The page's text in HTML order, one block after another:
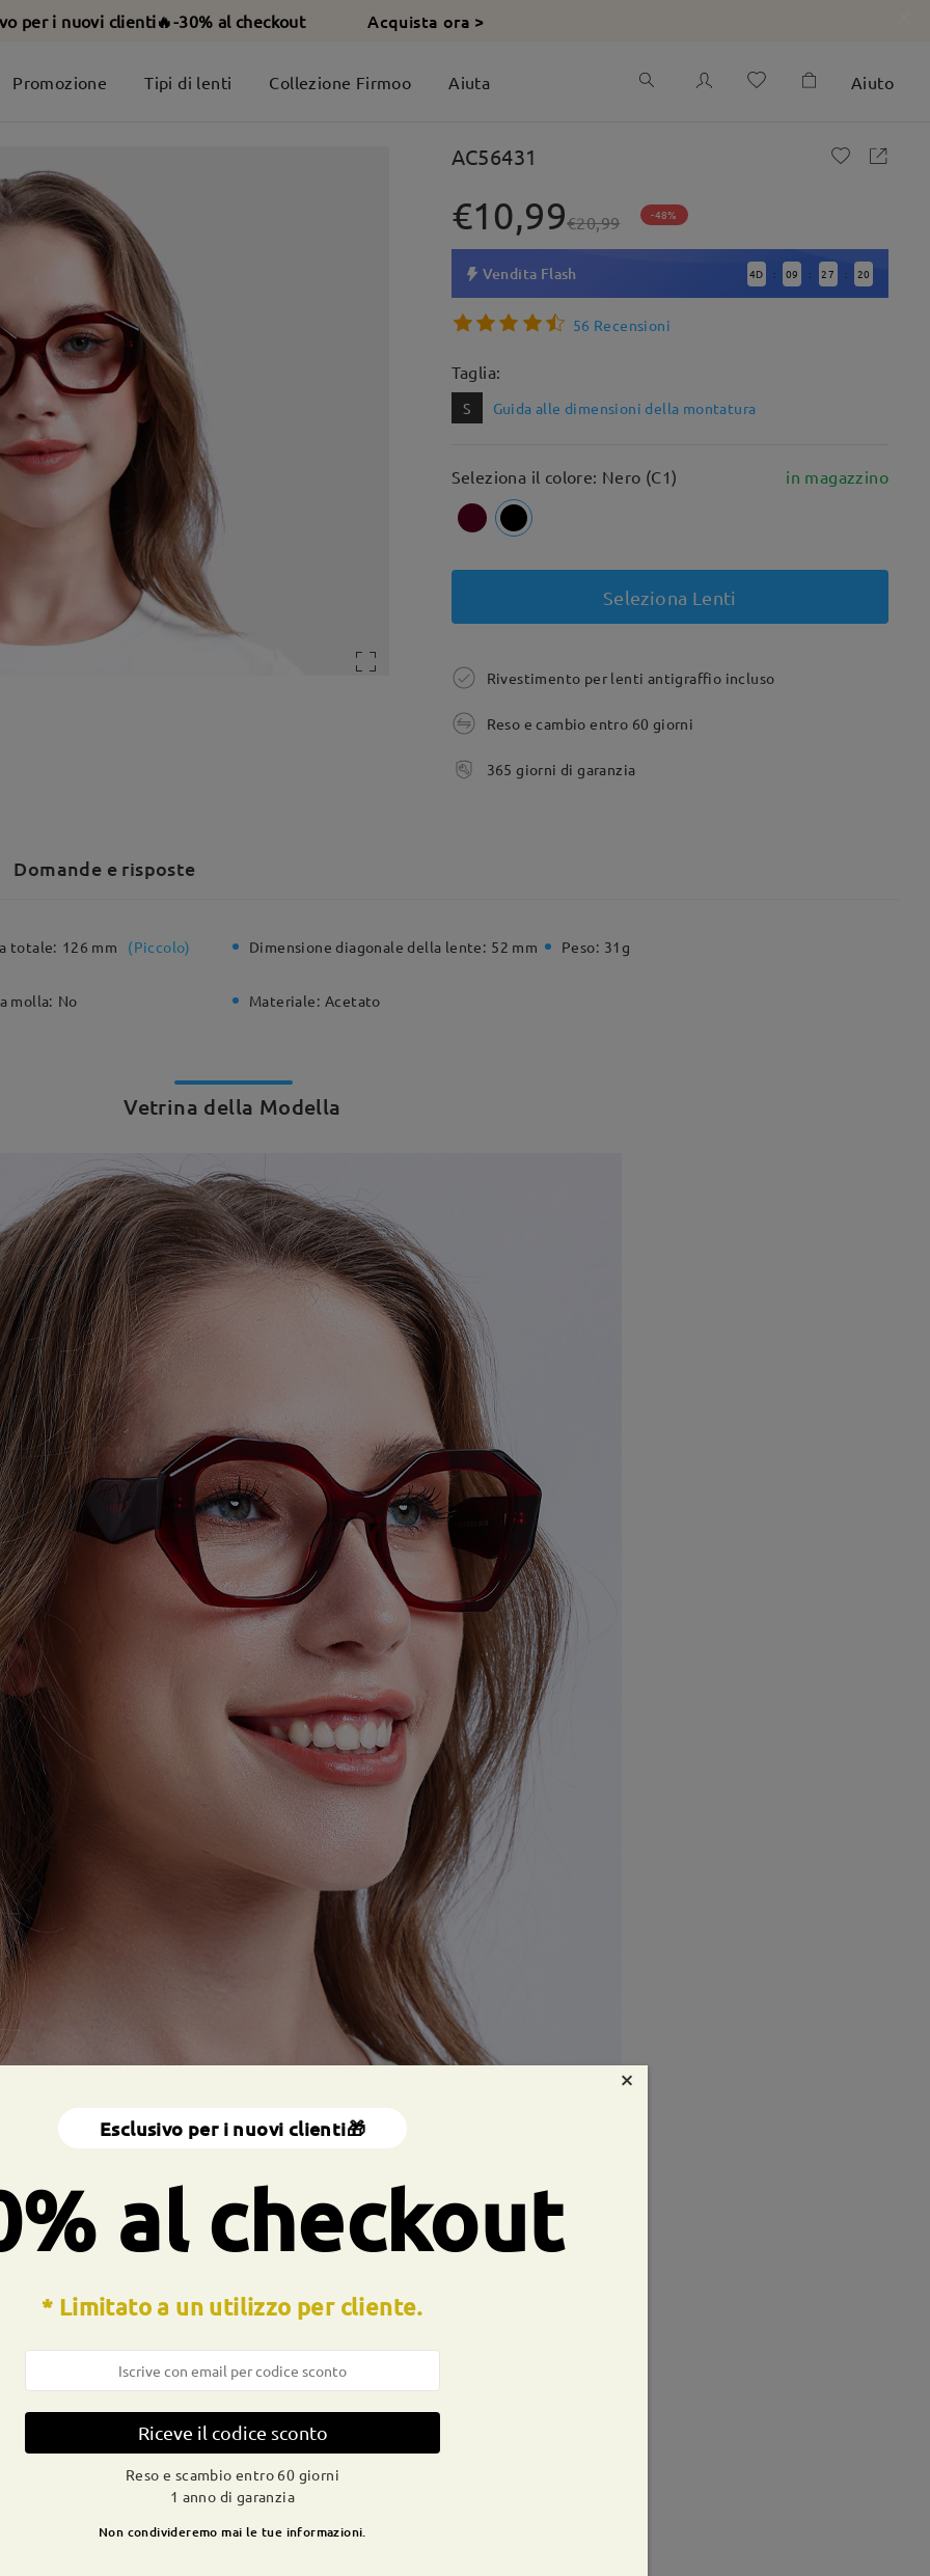
per i nuovi clienti🔥-30% al checkout Acquista ora >
Promozione Tipi di lenti Collezione Firmoo Aiuta Aiuto
AC56431
€10,99€20,99 -48%
Vendita Flash 4D : 09 : 27 : 19
56 Recensioni
Taglia:
S Guida alle dimensioni della montatura
Seleziona il colore: Nero (C1) in magazzino
Seleziona Lenti
Rivestimento per lenti antigraffio incluso
Reso e cambio entro 60 giorni
365 giorni di garanzia
Domande e risposte
totale: 126 mm (Piccolo) Dimensione diagonale della lente: 52 mm Peso: 31g
molla: No Materiale: Acetato
Vetrina della Modella
×
Esclusivo per i nuovi clienti🎁
al checkout
* Limitato a un utilizzo per cliente.
Riceve il codice sconto
Reso e scambio entro 60 giorni
1 anno di garanzia
Non condivideremo mai le tue informazioni.